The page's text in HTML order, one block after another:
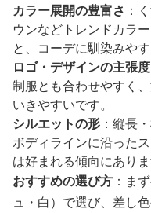
カラー展開の豊富さ ：
ウンなどトレンドカラ
と、コーデに馴染みやす
ロゴ・デザインの主張度
制服とも合わせやすく
いきやすいです。
シルエットの形 ：縦長
ボディラインに沿った
は好まれる傾向にありま
おすすめの選び方 ：ま
ュ・白）で選び、差し